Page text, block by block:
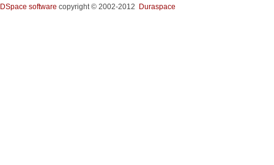
DSpace software copyright © 2002-2012 Duraspace